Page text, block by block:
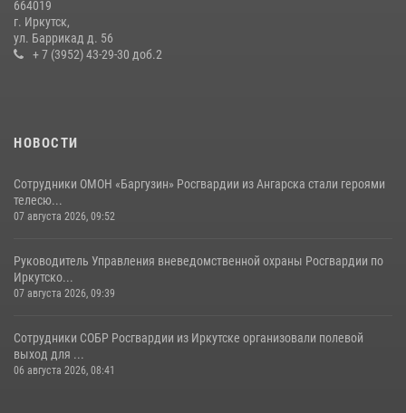
Сотрудники СОБР «Байкал» Росгвардии отработали ликвидацию
условных диверсионных групп в различных условиях местности
664019
г. Иркутск,
ул. Баррикад д. 56
+ 7 (3952) 43-29-30 доб.2
НОВОСТИ
Сотрудники ОМОН «Баргузин» Росгвардии из Ангарска стали героями
телесю...
07 августа 2026, 09:52
Руководитель Управления вневедомственной охраны Росгвардии по
Иркутско...
07 августа 2026, 09:39
Сотрудники СОБР Росгвардии из Иркутске организовали полевой
выход для ...
06 августа 2026, 08:41